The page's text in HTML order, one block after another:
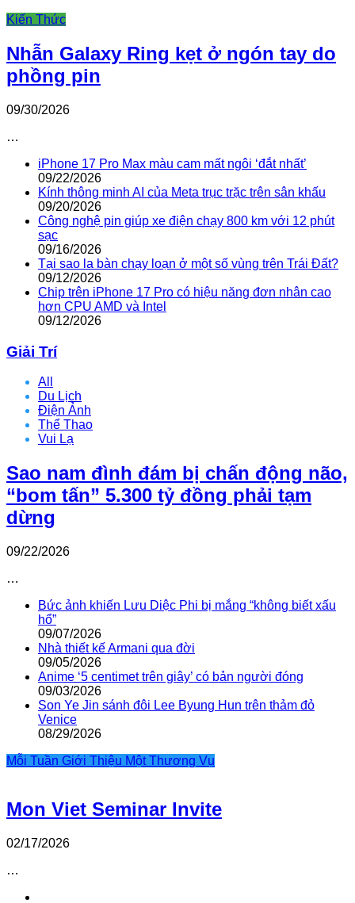
Kiến Thức
Nhẫn Galaxy Ring kẹt ở ngón tay do
phồng pin
09/30/2026
…
iPhone 17 Pro Max màu cam mất ngôi ‘đắt nhất’
09/22/2026
Kính thông minh AI của Meta trục trặc trên sân khấu
09/20/2026
Công nghệ pin giúp xe điện chạy 800 km với 12 phút
sạc
09/16/2026
Tại sao la bàn chạy loạn ở một số vùng trên Trái Đất?
09/12/2026
Chip trên iPhone 17 Pro có hiệu năng đơn nhân cao
hơn CPU AMD và Intel
09/12/2026
Giải Trí
All
Du Lịch
Điện Ảnh
Thể Thao
Vui Lạ
Sao nam đình đám bị chấn động não,
“bom tấn” 5.300 tỷ đồng phải tạm
dừng
09/22/2026
…
Bức ảnh khiến Lưu Diệc Phi bị mắng “không biết xấu
hổ”
09/07/2026
Nhà thiết kế Armani qua đời
09/05/2026
Anime ‘5 centimet trên giây’ có bản người đóng
09/03/2026
Son Ye Jin sánh đôi Lee Byung Hun trên thảm đỏ
Venice
08/29/2026
Mỗi Tuần Giới Thiệu Một Thương Vụ
Mon Viet Seminar Invite
02/17/2026
…